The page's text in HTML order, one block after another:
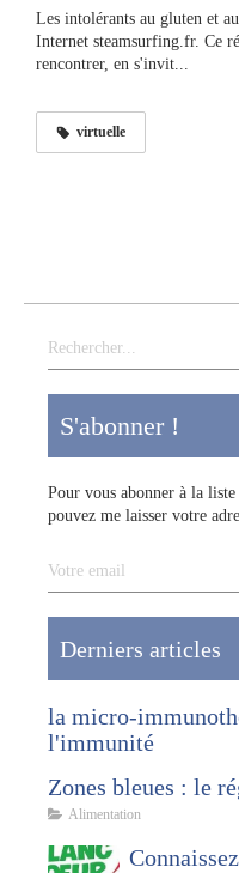
Les intolérants au gluten et
Internet steamsurfing.fr. Ce
rencontrer, en s'invit...
virtuelle
Rechercher
S'abonner !
Pour vous abonner à la
pouvez me laisser votre
Votre email
Derniers articles
la micro-
l'immunité
Zones bleues : le
Alimentation